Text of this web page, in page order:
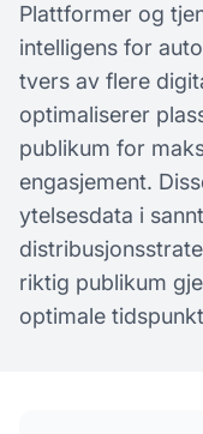
Plattformer og
intelligens for
tvers av flere
optimaliserer
publikum for
engasjement.
ytelsesdata i
riktig publikum
optimale